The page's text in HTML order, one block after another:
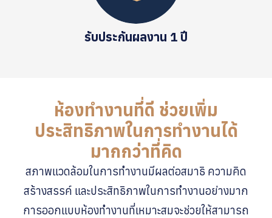
รับประกันผลงาน 1 ปี
ห้องทำงานที่ดี ช่วยเพิ่ม
ประสิทธิภาพในการทำงานได้
มากกว่าที่คิด
สภาพแวดล้อมในการทำงานมีผลต่อสมาธิ ความคิด
สร้างสรรค์ และประสิทธิภาพในการทำงานอย่างมาก
การออกแบบห้องทำงานที่เหมาะสมจะช่วยให้สามารถ